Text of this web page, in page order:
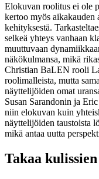
Elokuvan roolitus ei ole
kertoo myös aikakauden
kehityksestä.
selkeä yhteys vanhaan
muuttuvaan
näkökulmansa, mikä
Christian BaLEN rooli
roolimalleista, mutta
näyttelijöiden omat
Susan Sarandonin ja
niin elokuvan kuin
näyttelijöiden taustoista
mikä antaa uutta
Takaa